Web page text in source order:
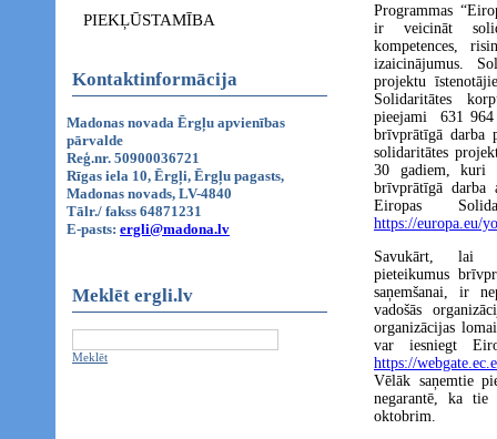
PIEKĻŪSTAMĪBA
Kontaktinformācija
Madonas novada Ērgļu apvienības
pārvalde
Reģ.nr. 50900036721
Rīgas iela 10, Ērgļi, Ērgļu pagasts,
Madonas novads, LV-4840
Tālr./ fakss 64871231
E-pasts: ergli@madona.lv
Meklēt ergli.lv
Meklēt
Programmas
ir veicināt
kompetences,
izaicinājumus.
projektu
Solidaritātes
pieejami 631
brīvprātīgā darba
solidaritātes
30 gadiem, kuri
brīvprātīgā darba
Eiropas
https://europa.eu/
Savukārt, lai
pieteikumus
saņemšanai, ir
vadošās
organizācijas
var iesniegt
https://
Vēlāk saņemtie
negarantē, ka
oktobrim.